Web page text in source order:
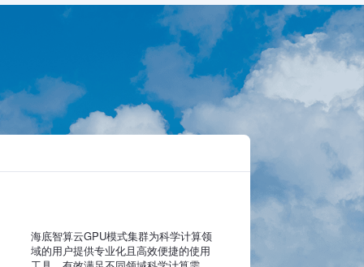
海底智算云GPU模式集群为科学计算领
域的用户提供专业化且高效便捷的使用